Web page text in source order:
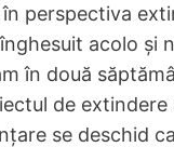
perspectiva
acolo și
în două
de extindere
se deschid